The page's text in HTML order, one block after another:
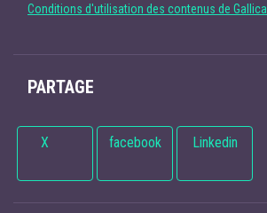
Conditions d'utilisation des contenus de Gallica
PARTAGE
X facebook Linkedin